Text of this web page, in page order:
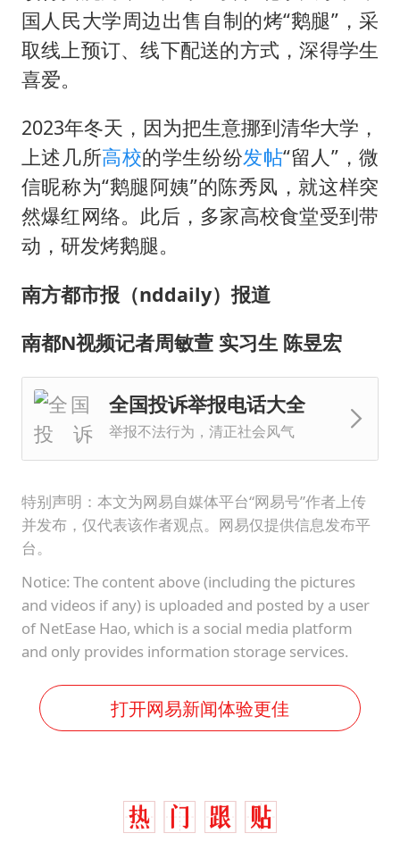
国人民大学周边出售自制的烤“鹅腿”，采
取线上预订、线下配送的方式，深得学生
喜爱。
2023年冬天，因为把生意挪到清华大学，
上述几所高校的学生纷纷发帖“留人”，微
信昵称为“鹅腿阿姨”的陈秀凤，就这样突
然爆红网络。此后，多家高校食堂受到带
动，研发烤鹅腿。
南方都市报（nddaily）报道
南都N视频记者周敏萱 实习生 陈昱宏
全国投诉举报电话大全
举报不法行为，清正社会风气
特别声明：本文为网易自媒体平台“网易号”作者上传
并发布，仅代表该作者观点。网易仅提供信息发布平
台。
Notice: The content above (including the pictures
and videos if any) is uploaded and posted by a user
of NetEase Hao, which is a social media platform
and only provides information storage services.
打开网易新闻体验更佳